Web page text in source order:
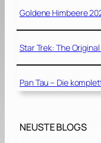
Goldene Himbeere
Star Trek: The
Pan Tau – Die
NEUSTE BLOGS